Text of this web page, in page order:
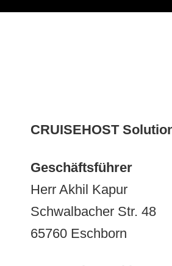
CRUISEHOST
Geschäftsführer
Herr Akhil Kapur
Schwalbacher Str. 48
65760 Eschborn